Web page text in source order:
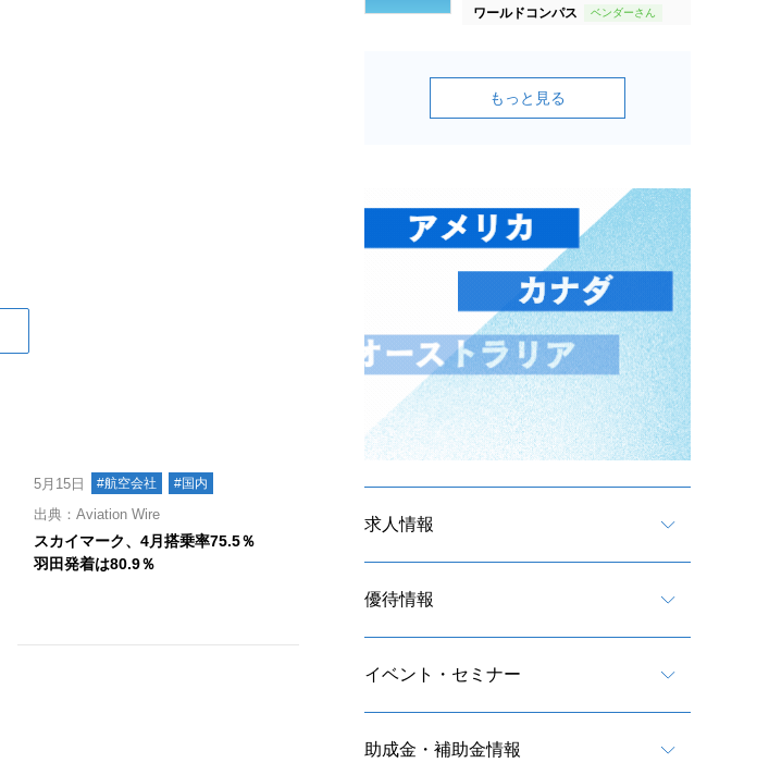
5月15日 #航空会社 #国内
出典：Aviation Wire
スカイマーク、4月搭乗率75.5％
羽田発着は80.9％
ワールドコンパス
もっと見る
求人情報
優待情報
イベント・セミナー
助成金・補助金情報